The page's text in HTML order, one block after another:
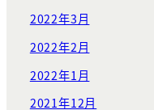
2022年3月
2022年2月
2022年1月
2021年12月